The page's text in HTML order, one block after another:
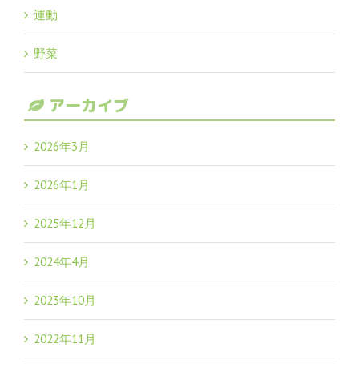
運動
野菜
アーカイブ
2026年3月
2026年1月
2025年12月
2024年4月
2023年10月
2022年11月